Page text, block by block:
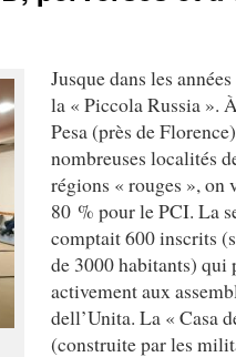
Jusque dans les
la « Piccola Russia ».
Pesa (près de
nombreuses localités
régions « rouges », on
80 % pour le PCI. La
comptait 600 inscrits
de 3000 habitants) qui
activement aux
dell’Unita. La « Casa
(construite par les